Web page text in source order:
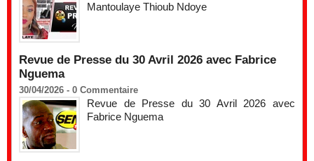
Mantoulaye Thioub Ndoye
Revue de Presse du 30 Avril 2026 avec Fabrice
Nguema
30/04/2026 - 0 Commentaire
Revue de Presse du 30 Avril 2026 avec
Fabrice Nguema